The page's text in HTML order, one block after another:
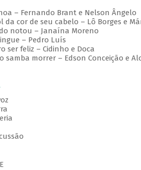
– Fernando Brant e Nelson Ângelo
da cor de seu cabelo – Lô Borges e
notou – Janaína Moreno
– Pedro Luís
ser feliz – Cidinho e Doca
samba morrer – Edson Conceição e